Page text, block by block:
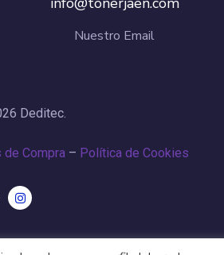
Nuestro Email
Deditec.
de Compra– Política de Cookies